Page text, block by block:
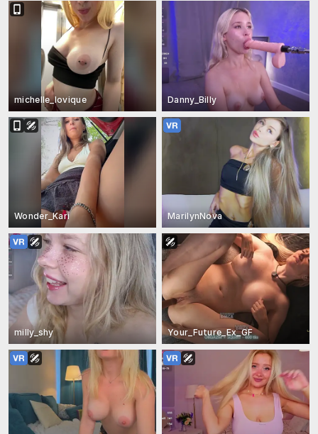
michelle_lovique Danny_Billy
Wonder_Kari MarilynNova
milly_shy Your_Future_Ex_GF